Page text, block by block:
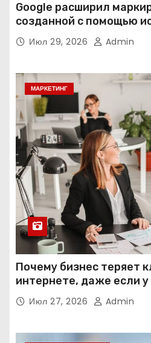
Google расширил
созданной с помощью
интеллекта
Июл 29, 2026 Admin
МАРКЕТИНГ
Почему бизнес теряет
интернете, даже если у
Июл 27, 2026 Admin